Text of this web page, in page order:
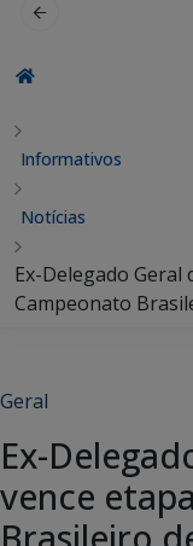
Informativos
Notícias
Ex-Delegado Geral
Campeonato
Geral
Ex-
vence